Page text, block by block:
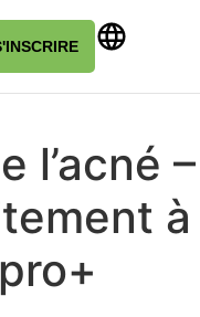
l’acné –
à